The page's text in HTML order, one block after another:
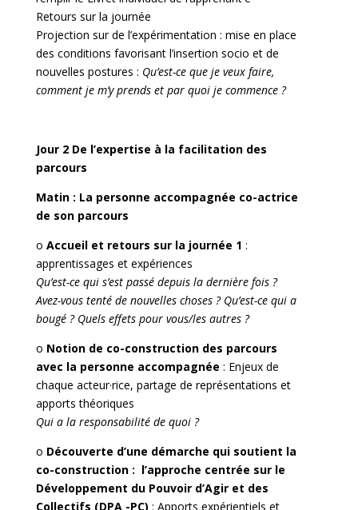
Retours sur la journée
Projection sur de l’expérimentation : mise en place
des conditions favorisant l’insertion socio et de
nouvelles postures : Qu’est-ce que je veux faire,
comment je m’y prends et par quoi je commence ?
Jour 2 De l’expertise à la facilitation des
parcours
Matin : La personne accompagnée co-actrice
de son parcours
o Accueil et retours sur la journée 1 :
apprentissages et expériences
Qu’est-ce qui s’est passé depuis la dernière fois ?
Avez-vous tenté de nouvelles choses ? Qu’est-ce qui a
bougé ? Quels effets pour vous/les autres ?
o Notion de co-construction des parcours
avec la personne accompagnée : Enjeux de
chaque acteur·rice, partage de représentations et
apports théoriques
Qui a la responsabilité de quoi ?
o Découverte d’une démarche qui soutient la
co-construction : l’approche centrée sur le
Développement du Pouvoir d’Agir et des
Collectifs (DPA -PC) : Apports expérientiels et